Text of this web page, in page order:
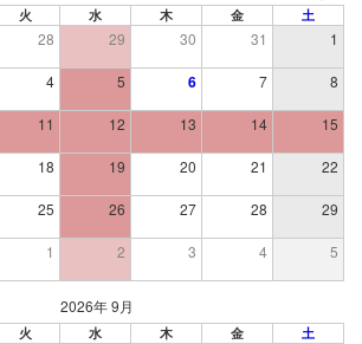
火 水 木 金 土
28 29 30 31 1
4 5 6 7 8
11 12 13 14 15
18 19 20 21 22
25 26 27 28 29
1 2 3 4 5
2026年 9月
火 水 木 金 土